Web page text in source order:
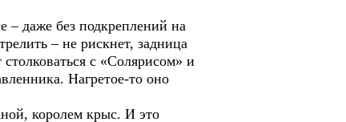
– даже без подкреплений на
– не рискнет, задница
с «Солярисом» и
Нагретое-то оно
королем крыс. И это